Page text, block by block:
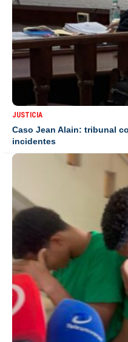
JUSTICIA
Caso Jean Alain: tribunal
incidentes